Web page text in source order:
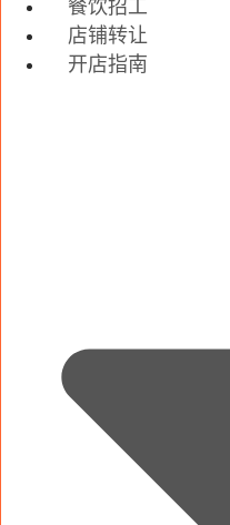
餐饮招工
店铺转让
开店指南